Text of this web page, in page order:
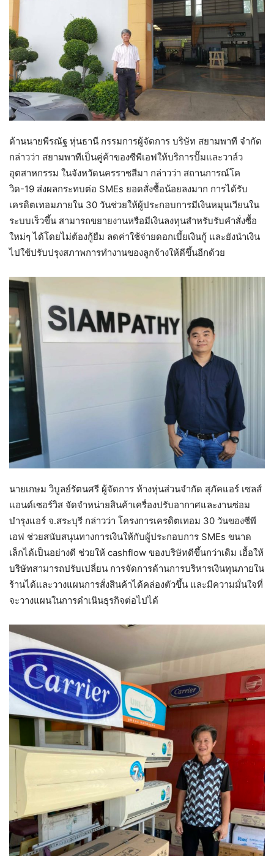
ด้านนายพีรณัฐ หุ่นธานี กรรมการผู้จัดการ บริษัท สยามพาที จำกัด
กล่าวว่า สยามพาทีเป็นคู่ค้าของซีพีเอฟให้บริการปั๊มและวาล์ว
อุตสาหกรรม ในจังหวัดนครราชสีมา กล่าวว่า สถานการณ์โค
วิด-19 ส่งผลกระทบต่อ SMEs ยอดสั่งซื้อน้อยลงมาก การได้รับ
เครดิตเทอมภายใน 30 วันช่วยให้ผู้ประกอบการมีเงินหมุนเวียนใน
ระบบเร็วขึ้น สามารถขยายงานหรือมีเงินลงทุนสำหรับรับคำสั่งซื้อ
ใหม่ๆ ได้โดยไม่ต้องกู้ยืม ลดค่าใช้จ่ายดอกเบี้ยเงินกู้ และยังนำเงิน
ไปใช้ปรับปรุงสภาพการทำงานของลูกจ้างให้ดีขึ้นอีกด้วย
นายเกษม วิบูลย์รัตนศรี ผู้จัดการ ห้างหุ่นส่วนจำกัด สุภัคแอร์ เซลส์
แอนด์เซอร์วิส จัดจำหน่ายสินค้าเครื่องปรับอากาศและงานซ่อม
บำรุงแอร์ จ.สระบุรี กล่าวว่า โครงการเครดิตเทอม 30 วันของซีพี
เอฟ ช่วยสนับสนุนทางการเงินให้กับผู้ประกอบการ SMEs ขนาด
เล็กได้เป็นอย่างดี ช่วยให้ cashflow ของบริษัทดีขึ้นกว่าเดิม เอื้อให้
บริษัทสามารถปรับเปลี่ยน การจัดการด้านการบริหารเงินทุนภายใน
ร้านได้และวางแผนการสั่งสินค้าได้คล่องตัวขึ้น และมีความมั่นใจที่
จะวางแผนในการดำเนินธุรกิจต่อไปได้